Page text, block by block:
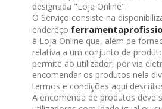
designada "Loja Online".
O Serviço consiste na
endereço
à Loja Online que, além de
relativa a um conjunto de
permite ao utilizador, por via
encomendar os produtos nela
termos e condições aqui
A encomenda de produtos deve